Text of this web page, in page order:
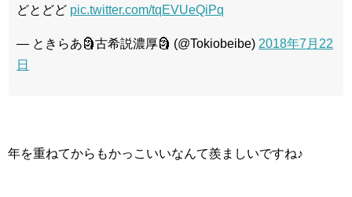
どとどど pic.twitter.com/tqEVUeQiPq
— ときらあ🗿古希説濃厚🗿 (@Tokiobeibe) 2018年7月22
日
年を重ねてからもかっこいいなんて羨ましいですね♪